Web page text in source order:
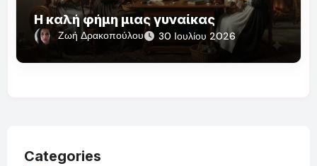
Η καλή φήμη μιας γυναίκας
Ζωή Δρακοπούλου 30 Ιουλίου 2026
Categories